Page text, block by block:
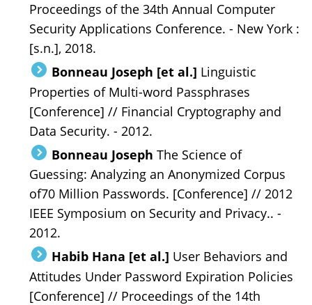
Proceedings of the 34th Annual Computer
Security Applications Conference. - New York :
[s.n.], 2018.
Bonneau Joseph [et al.] Linguistic
Properties of Multi-word Passphrases
[Conference] // Financial Cryptography and
Data Security. - 2012.
Bonneau Joseph The Science of
Guessing: Analyzing an Anonymized Corpus
of70 Million Passwords. [Conference] // 2012
IEEE Symposium on Security and Privacy.. -
2012.
Habib Hana [et al.] User Behaviors and
Attitudes Under Password Expiration Policies
[Conference] // Proceedings of the 14th